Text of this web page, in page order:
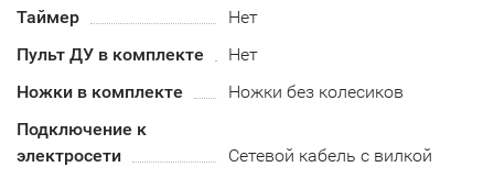
Таймер
Нет
Пульт ДУ в комплекте
Нет
Ножки в комплекте
Ножки без колесиков
Подключение к
электросети
Сетевой кабель с вилкой